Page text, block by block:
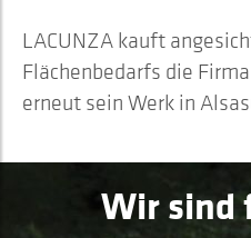
LACUNZA kauft
Flächenbedarfs die
erneut sein Werk in
Wir sind